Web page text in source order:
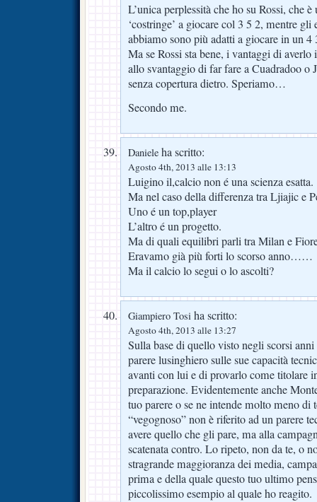
L’unica perplessità che ho su Rossi, che
‘costringe’ a giocare col 3 5 2, mentre
abbiamo sono più adatti a giocare in un 4
Ma se Rossi sta bene, i vantaggi di
allo svantaggio di far fare a Cuadradoo o
senza copertura dietro. Speriamo…
Secondo me.
Daniele ha scritto:
Agosto 4th, 2013 alle 13:13
Luigino il,calcio non é una scienza esatta.
Ma nel caso della differenza tra Ljiajic e
Uno é un top,player
L’altro é un progetto.
Ma di quali equilibri parli tra Milan e
Eravamo già più forti lo scorso anno……
Ma il calcio lo segui o lo ascolti?
Giampiero Tosi ha scritto:
Agosto 4th, 2013 alle 13:27
Sulla base di quello visto negli scorsi
parere lusinghiero sulle sue capacità
avanti con lui e di provarlo come titolare
preparazione. Evidentemente anche
tuo parere o se ne intende molto meno di
“vegognoso” non è riferito ad un parere
avere quello che gli pare, ma alla
scatenata contro. Lo ripeto, non da te, o
stragrande maggioranza dei media,
prima e della quale questo tuo ultimo
piccolissimo esempio al quale ho reagito.